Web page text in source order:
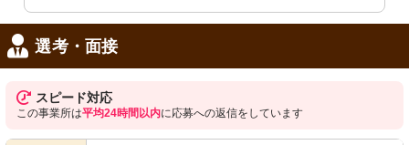
選考・面接
スピード対応
この事業所は平均24時間以内に応募への返信をしています